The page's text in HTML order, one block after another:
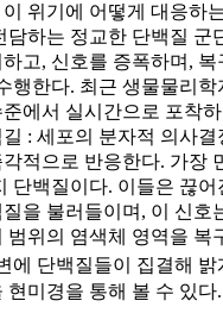
위기에 어떻게 대응하
담하는 정교한 단백질 군
고, 신호를 증폭하며,
행한다. 최근 생물물리
에서 실시간으로 포착
: 세포의 분자적 의사결
적으로 반응한다. 가장
단백질이다. 이들은 끊
을 불러들이며, 이 신호
범위의 염색체 영역을 복
에 단백질들이 집결해 밝
현미경을 통해 볼 수 있다